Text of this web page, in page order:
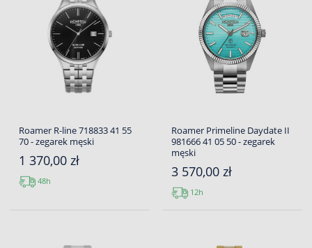
Roamer R-line 718833 41 55
70 - zegarek męski
1 370,00 zł
48h
Roamer Primeline Daydate II
981666 41 05 50 - zegarek
męski
3 570,00 zł
12h